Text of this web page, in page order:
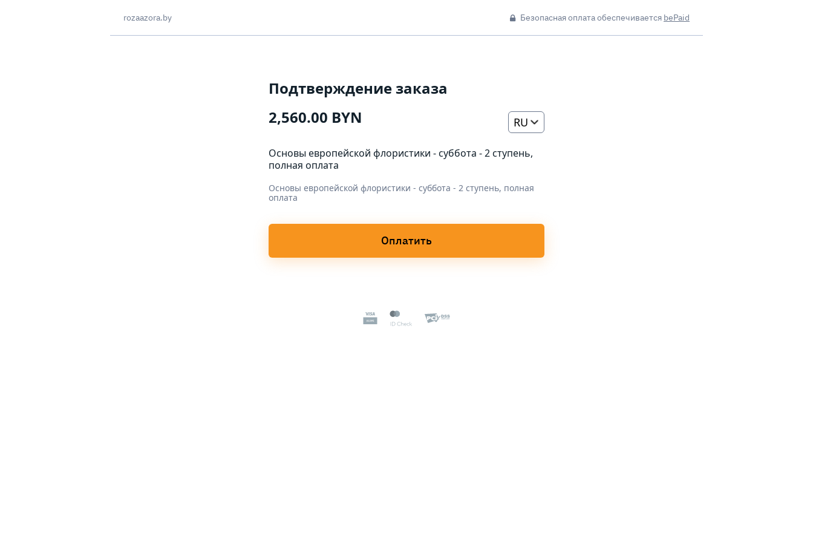
rozaazora.by Безопасная оплата обеспечивается bePaid
Подтверждение заказа
2,560.00 BYN
RU
Основы европейской флористики - суббота - 2 ступень,
полная оплата
Основы европейской флористики - суббота - 2 ступень, полная
оплата
Оплатить